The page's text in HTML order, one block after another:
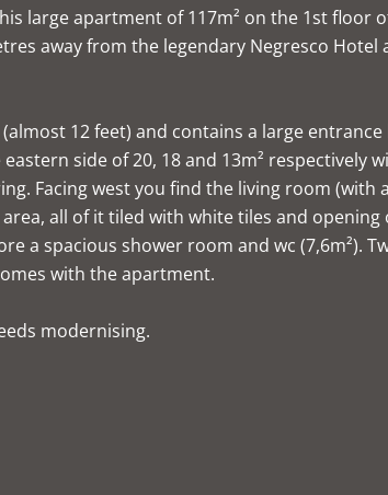
large apartment of 117m² on the 1st floor
away from the legendary Negresco Hotel
12 feet) and contains a large entrance
side of 20, 18 and 13m² respectively
Facing west you find the living room (with a
all of it tiled with white tiles and opening
a spacious shower room and wc (7,6m²).
with the apartment.
modernising.